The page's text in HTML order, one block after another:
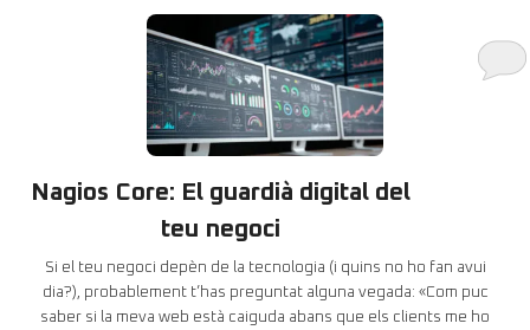
Nagios Core: El guardià digital del
teu negoci
Si el teu negoci depèn de la tecnologia (i quins no ho fan avui
dia?), probablement t’has preguntat alguna vegada: «Com puc
saber si la meva web està caiguda abans que els clients me ho